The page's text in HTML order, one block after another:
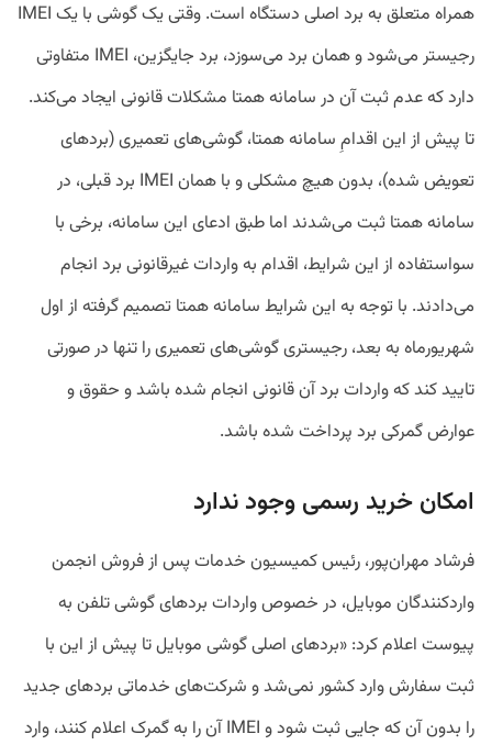
همراه متعلق به برد اصلی دستگاه است. وقتی یک گوشی با یک IMEI
رجیستر می‌شود و همان برد می‌سوزد، برد جایگزین، IMEI متفاوتی
دارد که عدم ثبت آن در سامانه همتا مشکلات قانونی ایجاد می‌کند.
تا پیش از این اقدامِ سامانه همتا، گوشی‌های تعمیری (برد‌های
تعویض شده)، بدون هیچ مشکلی و با همان IMEI برد قبلی، در
سامانه همتا ثبت می‌شدند اما طبق ادعای این سامانه، برخی با
سواستفاده از این شرایط، اقدام به واردات غیرقانونی برد انجام
می‌دادند. با توجه به این شرایط سامانه همتا تصمیم گرفته از اول
شهریورماه به بعد، رجیستری گوشی‌های تعمیری را تنها در صورتی
تایید کند که واردات برد آن قانونی انجام شده باشد و حقوق و
عوارض گمرکی برد پرداخت شده باشد.
امکان خرید رسمی وجود ندارد
فرشاد مهران‌پور، رئیس کمیسیون خدمات پس از فروش انجمن
واردکنندگان موبایل، در خصوص واردات بر‌د‌های گوشی تلفن به
پیوست اعلام کرد: «برد‌های اصلی گوشی موبایل تا پیش از این با
ثبت سفارش وارد کشور نمی‌شد و شرکت‌های خدماتی برد‌های جدید
را بدون آن که جایی ثبت شود و IMEI آن را به گمرک اعلام کنند، وارد